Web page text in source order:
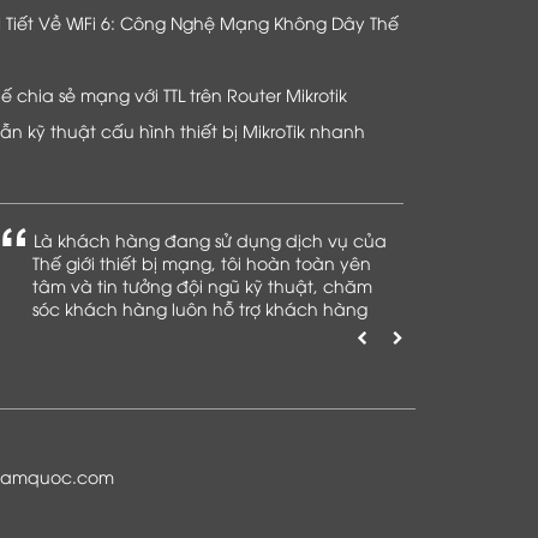
Tiết Về WiFi 6: Công Nghệ Mạng Không Dây Thế
chia sẻ mạng với TTL trên Router Mikrotik
kỹ thuật cấu hình thiết bị MikroTik nhanh
Là khách hàng đang sử dụng dịch vụ của
Thế giới thiết bị mạng, tôi hoàn toàn yên
tâm và tin tưởng đội ngũ kỹ thuật, chăm
sóc khách hàng luôn hỗ trợ khách hàng